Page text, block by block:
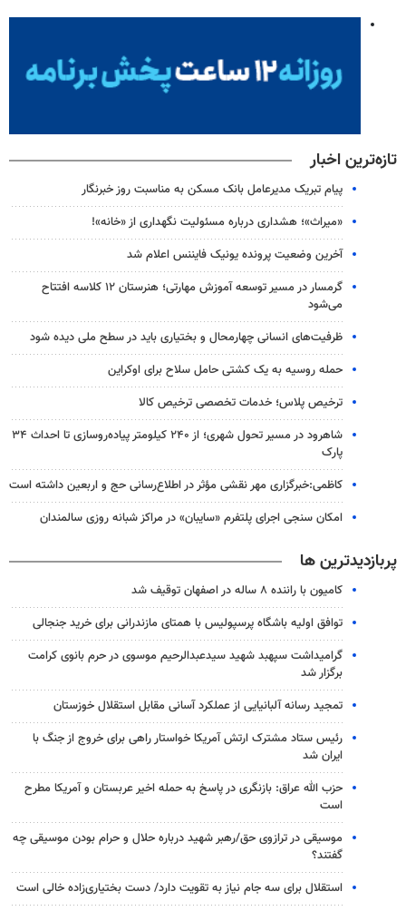
تازه‌ترین اخبار
پیام تبریک مدیرعامل بانک مسکن به مناسبت روز خبرنگار
«میراث»؛ هشداری درباره مسئولیت نگهداری از «خانه»!
آخرین وضعیت پرونده یونیک فایننس اعلام شد
گرمسار در مسیر توسعه آموزش مهارتی؛ هنرستان ۱۲ کلاسه افتتاح
می‌شود
ظرفیت‌های انسانی چهارمحال و بختیاری باید در سطح ملی دیده شود
حمله روسیه به یک کشتی حامل سلاح برای اوکراین
ترخیص پلاس؛ خدمات تخصصی ترخیص کالا
شاهرود در مسیر تحول شهری؛ از ۲۴۰ کیلومتر پیاده‌روسازی تا احداث ۳۴
پارک
کاظمی:خبرگزاری مهر نقشی مؤثر در اطلاع‌رسانی حج و اربعین داشته است
امکان سنجی اجرای پلتفرم «سایبان» در مراکز شبانه روزی سالمندان
پربازدیدترین ها
کامیون با راننده ۸ ساله در اصفهان توقیف شد
توافق اولیه باشگاه پرسپولیس با همتای مازندرانی برای خرید جنجالی
گرامیداشت سپهبد شهید سیدعبدالرحیم موسوی در حرم بانوی کرامت
برگزار شد
تمجید رسانه آلبانیایی از عملکرد آسانی مقابل استقلال خوزستان
رئیس ستاد مشترک ارتش آمریکا خواستار راهی برای خروج از جنگ با
ایران شد
حزب الله عراق: بازنگری در پاسخ به حمله اخیر عربستان و آمریکا مطرح
است
موسیقی در ترازوی حق/رهبر شهید درباره حلال و حرام بودن موسیقی چه
گفتند؟
استقلال برای سه جام نیاز به تقویت دارد/ دست بختیاری‌زاده خالی است